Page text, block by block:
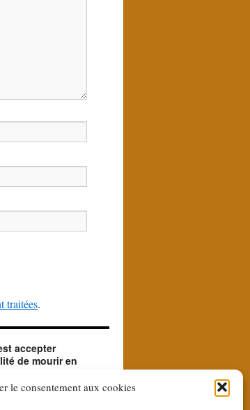
le consentement aux cookies
traitées.
accepter
de mourir en
en toréant l'éventualité de